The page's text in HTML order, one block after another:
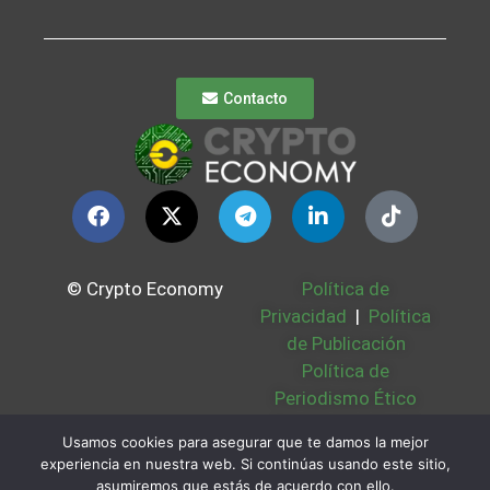
Contacto
© Crypto Economy
Política de
Privacidad | Política
de Publicación
Política de
Periodismo Ético
Bases Legales |
Partners | Sobre
Usamos cookies para asegurar que te damos la mejor
experiencia en nuestra web. Si continúas usando este sitio,
asumiremos que estás de acuerdo con ello.